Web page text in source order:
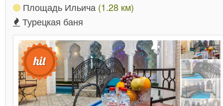
Площадь Ильича (1.28 км)
Турецкая баня